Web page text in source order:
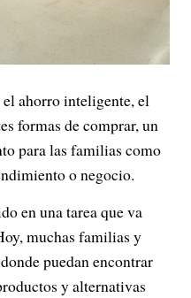
el ahorro inteligente, el
formas de comprar, un
para las familias como
o negocio.
en una tarea que va
muchas familias y
puedan encontrar
y alternativas